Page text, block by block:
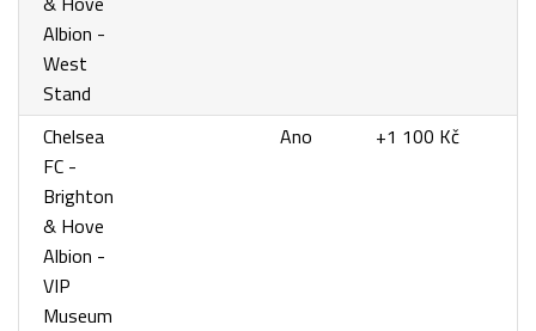
Albion -
West
Stand
Chelsea
FC -
Brighton
& Hove
Albion -
VIP
Museum
Ano +1 100 Kč